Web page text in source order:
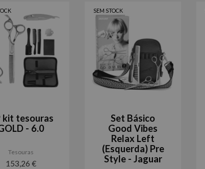
kit tesouras
- 6.0
Tesouras
153,26 €
SEM STOCK
Set Básico
Good Vibes
Relax Left
(Esquerda) Pre
Style - Jaguar